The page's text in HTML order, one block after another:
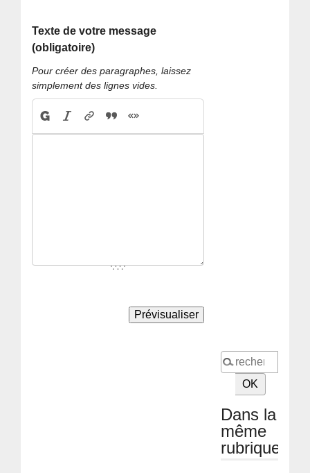
Texte de votre message
(obligatoire)
Pour créer des paragraphes, laissez
simplement des lignes vides.
Dans la
même
rubrique